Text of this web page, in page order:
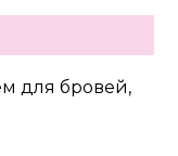
для бровей,